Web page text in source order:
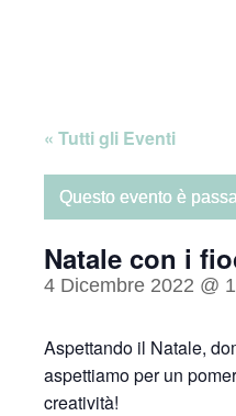
« Tutti gli Eventi
Questo evento è
Natale con i
4 Dicembre 2022 @
Aspettando il Natale,
aspettiamo per un
creatività!